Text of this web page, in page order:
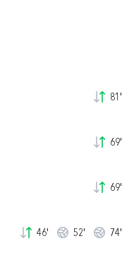
81'
69'
69'
46' 52' 74'